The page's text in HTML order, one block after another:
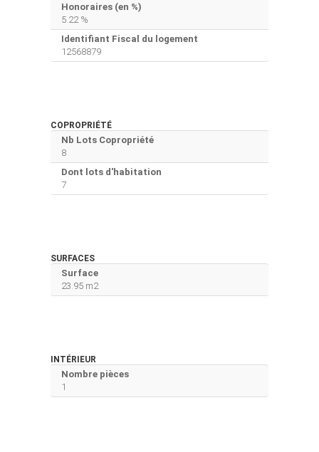
Honoraires (en %)
5.22 %
Identifiant Fiscal du logement
12568879
COPROPRIÉTÉ
Nb Lots Copropriété
8
Dont lots d'habitation
7
SURFACES
Surface
23.95 m2
INTÉRIEUR
Nombre pièces
1